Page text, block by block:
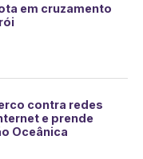
em cruzamento
contra redes
e prende
Oceânica